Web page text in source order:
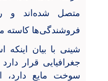
متصل شده‌اند و
فروشندگی‌ها کاسته
شینی با بیان
جغرافیایی قرار
سوخت مایع دارد،